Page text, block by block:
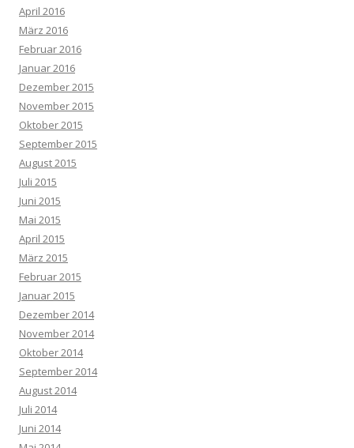
April 2016
März 2016
Februar 2016
Januar 2016
Dezember 2015
November 2015
Oktober 2015
September 2015
August 2015
Juli 2015
Juni 2015
Mai 2015
April 2015
März 2015
Februar 2015
Januar 2015
Dezember 2014
November 2014
Oktober 2014
September 2014
August 2014
Juli 2014
Juni 2014